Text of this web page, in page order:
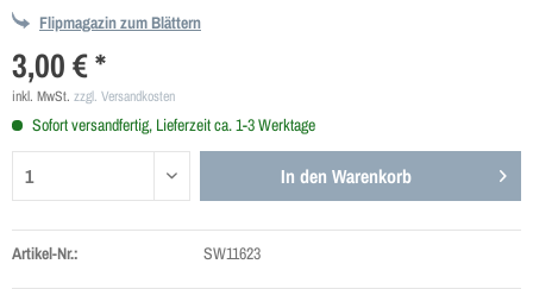
Flipmagazin zum Blättern
3,00 € *
inkl. MwSt. zzgl. Versandkosten
Sofort versandfertig, Lieferzeit ca. 1-3 Werktage
In den Warenkorb
Artikel-Nr.: SW11623